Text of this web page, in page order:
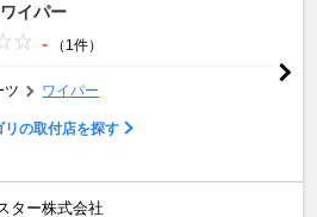
イパー
- （1件）
ツ ワイパー
リの取付店を探す
ター株式会社